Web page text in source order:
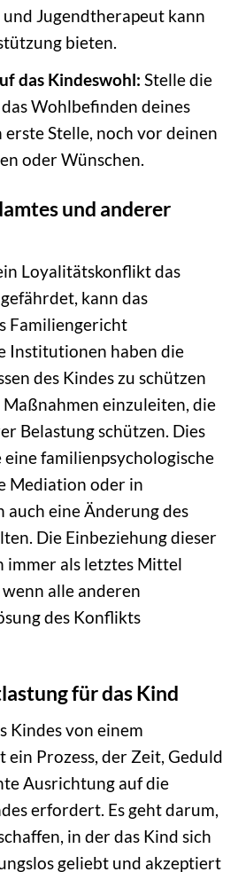
Jugendtherapeut kann
bieten.
das Kindeswohl: Stelle die
Wohlbefinden deines
erste Stelle, noch vor deinen
oder Wünschen.
und anderer
Loyalitätskonflikt das
kann das
Familiengericht
Institutionen haben die
des Kindes zu schützen
einzuleiten, die
Belastung schützen. Dies
eine familienpsychologische
Mediation oder in
auch eine Änderung des
Die Einbeziehung dieser
immer als letztes Mittel
alle anderen
des Konflikts
für das Kind
Kindes von einem
Prozess, der Zeit, Geduld
Ausrichtung auf die
erfordert. Es geht darum,
in der das Kind sich
geliebt und akzeptiert